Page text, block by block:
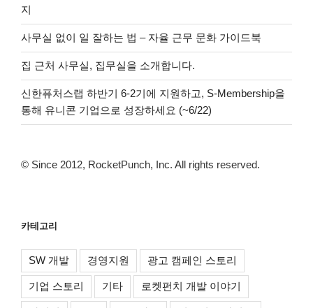
지
사무실 없이 일 잘하는 법 – 자율 근무 문화 가이드북
집 근처 사무실, 집무실을 소개합니다.
신한퓨처스랩 하반기 6-2기에 지원하고, S-Membership을
통해 유니콘 기업으로 성장하세요 (~6/22)
© Since 2012, RocketPunch, Inc. All rights reserved.
카테고리
SW 개발 경영지원 광고 캠페인 스토리
기업 스토리 기타 로켓펀치 개발 이야기